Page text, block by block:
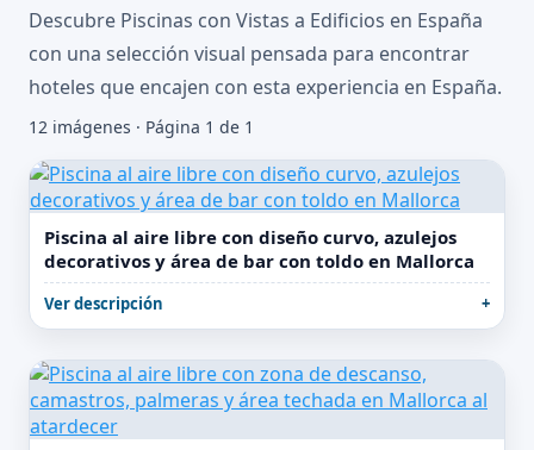
Descubre Piscinas con Vistas a Edificios en España
con una selección visual pensada para encontrar
hoteles que encajen con esta experiencia en España.
12 imágenes · Página 1 de 1
Piscina al aire libre con diseño curvo, azulejos
decorativos y área de bar con toldo en Mallorca
Ver descripción